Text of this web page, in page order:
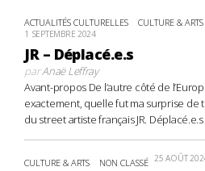
ACTUALITÉS CULTURELLES CULTURE & ARTS
1 SEPTEMBRE 2024
JR – Déplacé.e.s
parAnaë Leffray
Avant-propos De l’autre côté de
exactement, quelle fut ma surprise de
du street artiste français JR.
CULTURE & ARTS NON CLASSÉ 25 AOÛT